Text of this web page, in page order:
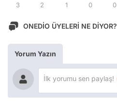
3 2 1 0 0
ONEDİO ÜYELERİ NE DİYOR?
Yorum Yazın